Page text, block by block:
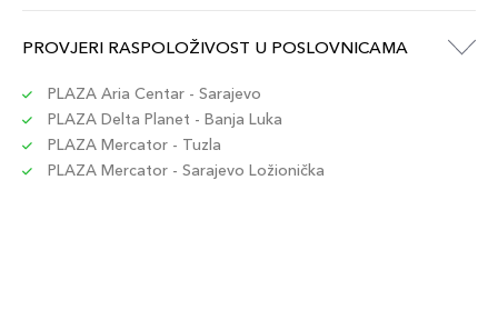
PROVJERI RASPOLOŽIVOST U POSLOVNICAMA
PLAZA Aria Centar - Sarajevo
PLAZA Delta Planet - Banja Luka
PLAZA Mercator - Tuzla
PLAZA Mercator - Sarajevo Ložionička